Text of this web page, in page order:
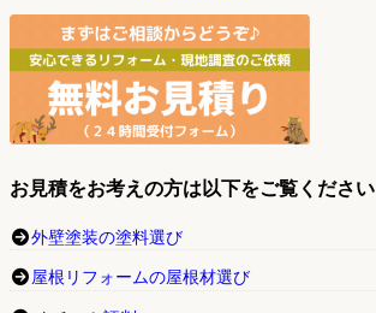
お見積をお考えの方は以下をご覧ください
外壁塗装の塗料選び
屋根リフォームの屋根材選び